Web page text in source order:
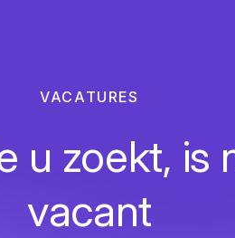
VACATURES
u zoekt, is
vacant